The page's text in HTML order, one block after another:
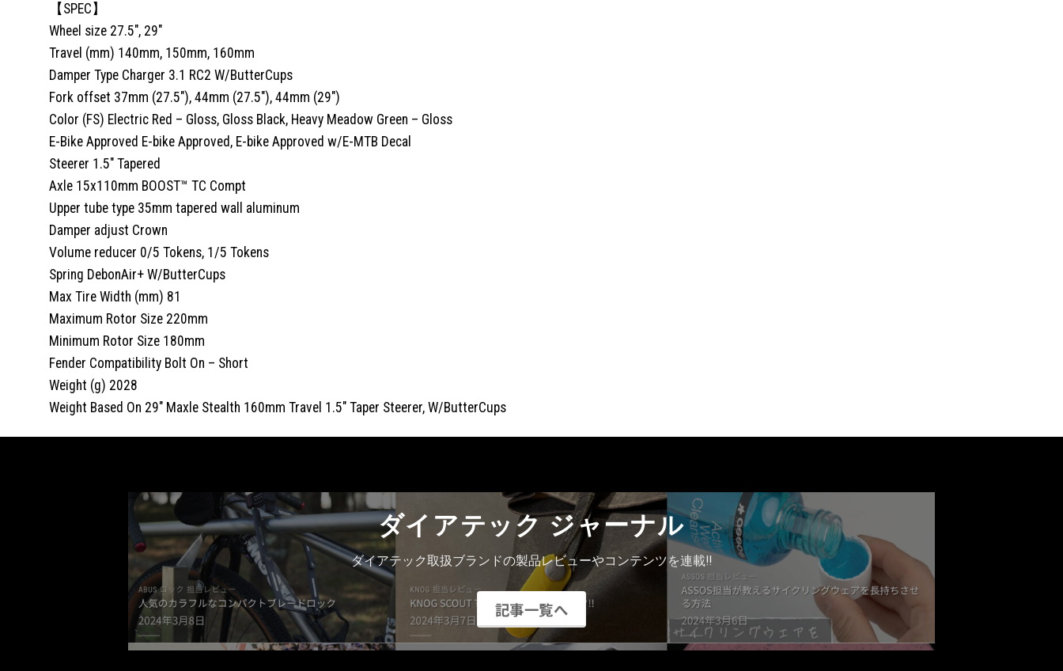
【SPEC】
Wheel size 27.5″, 29″
Travel (mm) 140mm, 150mm, 160mm
Damper Type Charger 3.1 RC2 W/ButterCups
Fork offset 37mm (27.5″), 44mm (27.5″), 44mm (29″)
Color (FS) Electric Red – Gloss, Gloss Black, Heavy Meadow Green – Gloss
E-Bike Approved E-bike Approved, E-bike Approved w/E-MTB Decal
Steerer 1.5″ Tapered
Axle 15x110mm BOOST™ TC Compt
Upper tube type 35mm tapered wall aluminum
Damper adjust Crown
Volume reducer 0/5 Tokens, 1/5 Tokens
Spring DebonAir+ W/ButterCups
Max Tire Width (mm) 81
Maximum Rotor Size 220mm
Minimum Rotor Size 180mm
Fender Compatibility Bolt On – Short
Weight (g) 2028
Weight Based On 29″ Maxle Stealth 160mm Travel 1.5″ Taper Steerer, W/ButterCups
ダイアテック ジャーナル
ダイアテック取扱ブランドの製品レビューやコンテンツを連載!!
記事一覧へ